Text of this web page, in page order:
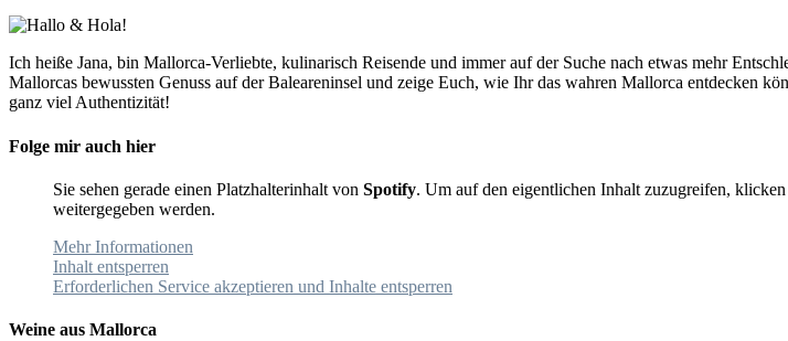
Ich heiße Jana, bin Mallorca-Verliebte, kulinarisch Reisende und immer auf der Suche nach etwas mehr
Mallorcas bewussten Genuss auf der Baleareninsel und zeige Euch, wie Ihr das wahren Mallorca entdecken
ganz viel Authentizität!
Folge mir auch hier
Sie sehen gerade einen Platzhalterinhalt von Spotify. Um auf den eigentlichen Inhalt zuzugreifen,
weitergegeben werden.
Mehr Informationen
Inhalt entsperren
Erforderlichen Service akzeptieren und Inhalte entsperren
Weine aus Mallorca